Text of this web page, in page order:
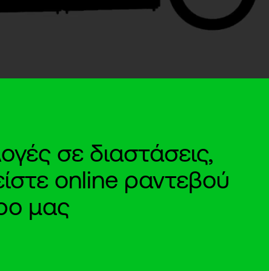
σε διαστάσεις,
online ραντεβού
μας